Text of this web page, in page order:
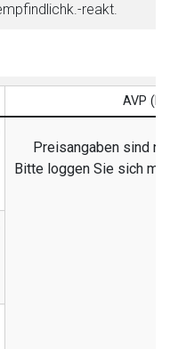
reakt.
AVP
Preisangaben sind
Bitte loggen Sie sich mit